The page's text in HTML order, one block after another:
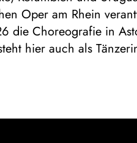
Oper am Rhein
die Choreografie in
hier auch als